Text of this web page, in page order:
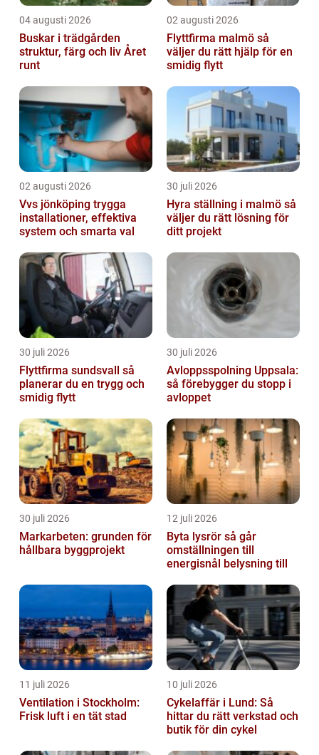
04 augusti 2026
Buskar i trädgården
struktur, färg och liv Året
runt
02 augusti 2026
Flyttfirma malmö så
väljer du rätt hjälp för en
smidig flytt
02 augusti 2026
Vvs jönköping trygga
installationer, effektiva
system och smarta val
30 juli 2026
Hyra ställning i malmö så
väljer du rätt lösning för
ditt projekt
30 juli 2026
Flyttfirma sundsvall så
planerar du en trygg och
smidig flytt
30 juli 2026
Avloppsspolning Uppsala:
så förebygger du stopp i
avloppet
30 juli 2026
Markarbeten: grunden för
hållbara byggprojekt
12 juli 2026
Byta lysrör så går
omställningen till
energisnål belysning till
11 juli 2026
Ventilation i Stockholm:
Frisk luft i en tät stad
10 juli 2026
Cykelaffär i Lund: Så
hittar du rätt verkstad och
butik för din cykel